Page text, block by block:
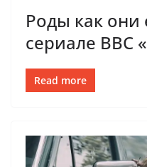
Роды как они
сериале ВВС
Read more